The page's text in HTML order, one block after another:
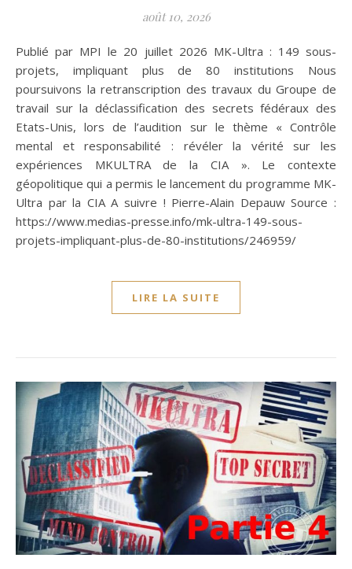
août 10, 2026
Publié par MPI le 20 juillet 2026 MK-Ultra : 149 sous-
projets, impliquant plus de 80 institutions Nous
poursuivons la retranscription des travaux du Groupe de
travail sur la déclassification des secrets fédéraux des
Etats-Unis, lors de l’audition sur le thème « Contrôle
mental et responsabilité : révéler la vérité sur les
expériences MKULTRA de la CIA ». Le contexte
géopolitique qui a permis le lancement du programme MK-
Ultra par la CIA A suivre ! Pierre-Alain Depauw Source :
https://www.medias-presse.info/mk-ultra-149-sous-
projets-impliquant-plus-de-80-institutions/246959/
LIRE LA SUITE